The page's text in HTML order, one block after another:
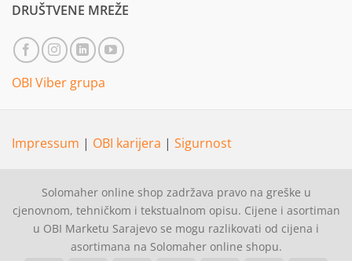
DRUŠTVENE MREŽE
OBI Viber grupa
Impressum | OBI karijera | Sigurnost
Solomaher online shop zadržava pravo na greške u
cjenovnom, tehničkom i tekstualnom opisu. Cijene i asortiman
u OBI Marketu Sarajevo se mogu razlikovati od cijena i
asortimana na Solomaher online shopu.